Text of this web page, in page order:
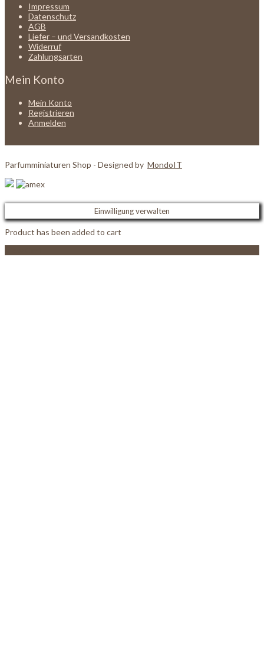
Impressum
Datenschutz
AGB
Liefer – und Versandkosten
Widerruf
Zahlungsarten
Mein Konto
Mein Konto
Registrieren
Anmelden
Parfumminiaturen Shop - Designed by MondoIT
Einwilligung verwalten
Product has been added to cart